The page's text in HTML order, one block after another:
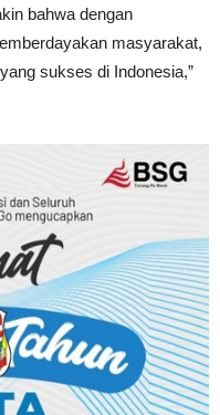
bahwa dengan
masyarakat,
sukses di Indonesia,”